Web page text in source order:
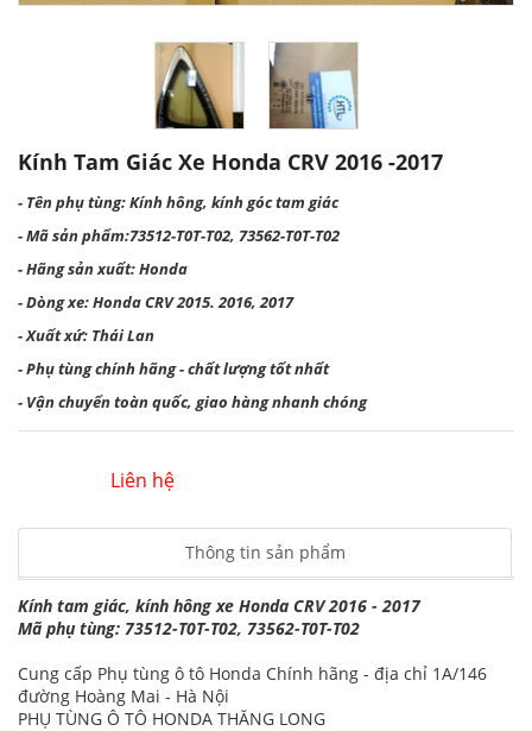
Kính Tam Giác Xe Honda CRV 2016 -2017
- Tên phụ tùng: Kính hông, kính góc tam giác
- Mã sản phẩm:73512-T0T-T02, 73562-T0T-T02
- Hãng sản xuất: Honda
- Dòng xe: Honda CRV 2015. 2016, 2017
- Xuất xứ: Thái Lan
- Phụ tùng chính hãng - chất lượng tốt nhất
- Vận chuyển toàn quốc, giao hàng nhanh chóng
Liên hệ
Thông tin sản phẩm
Kính tam giác, kính hông xe Honda CRV 2016 - 2017
Mã phụ tùng: 73512-T0T-T02, 73562-T0T-T02
Cung cấp Phụ tùng ô tô Honda Chính hãng - địa chỉ 1A/146
đường Hoàng Mai - Hà Nội
PHỤ TÙNG Ô TÔ HONDA THĂNG LONG